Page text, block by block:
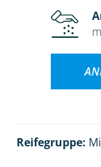
Reifegruppe: